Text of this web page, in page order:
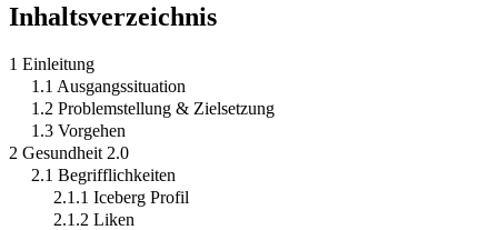
Inhaltsverzeichnis
1 Einleitung
1.1 Ausgangssituation
1.2 Problemstellung & Zielsetzung
1.3 Vorgehen
2 Gesundheit 2.0
2.1 Begrifflichkeiten
2.1.1 Iceberg Profil
2.1.2 Liken